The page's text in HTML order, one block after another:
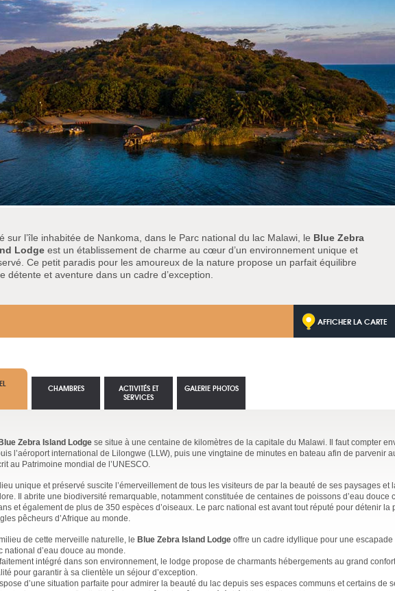
sur l’île inhabitée de Nankoma, dans le Parc national du lac Malawi, le Blue Zebra
Lodge est un établissement de charme au cœur d’un environnement unique et
Ce petit paradis pour les amoureux de la nature propose un parfait équilibre
détente et aventure dans un cadre d’exception.
AFFICHER LA CARTE
Blue Zebra Island Lodge se situe à une centaine de kilomètres de la capitale du Malawi. Il faut compter
l’aéroport international de Lilongwe (LLW), puis une vingtaine de minutes en bateau afin de parvenir
au Patrimoine mondial de l’UNESCO.
unique et préservé suscite l’émerveillement de tous les visiteurs de par la beauté de ses paysages et
Il abrite une biodiversité remarquable, notamment constituée de centaines de poissons d’eau douce
et également de plus de 350 espèces d’oiseaux. Le parc national est avant tout réputé pour détenir la
pêcheurs d’Afrique au monde.
de cette merveille naturelle, le Blue Zebra Island Lodge offre un cadre idyllique pour une
national d’eau douce au monde.
intégré dans son environnement, le lodge propose de charmants hébergements au grand
pour garantir à sa clientèle un séjour d’exception.
d’une situation parfaite pour admirer la beauté du lac depuis ses espaces communs et certains de
CHAMBRES
ACTIVITÉS ET
SERVICES
GALERIE PHOTOS